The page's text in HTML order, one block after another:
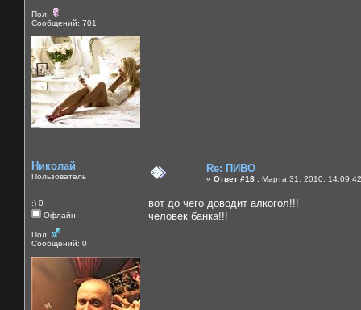
Пол:
Сообщений: 701
Николай
Пользователь
:) 0
Офлайн
Пол:
Сообщений: 0
Re: ПИВО
« Ответ #18 : Марта 31, 2010,
вот до чего доводит алкогол!!!
человек банка!!!